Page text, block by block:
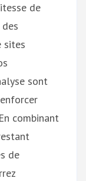
de
sites
sont
combinant
de